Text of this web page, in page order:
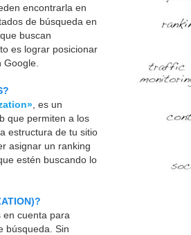
encontrarla en
de búsqueda en
buscan
es lograr posicionar
, es un
que permiten a los
estructura de tu sitio
asignar un ranking
estén buscando lo
en cuenta para
búsqueda. Sin